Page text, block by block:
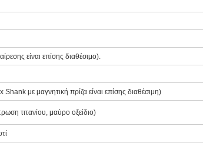
είναι επίσης διαθέσιμο).
με μαγνητική πρίζα είναι επίσης διαθέσιμη)
τιτανίου, μαύρο οξείδιο)